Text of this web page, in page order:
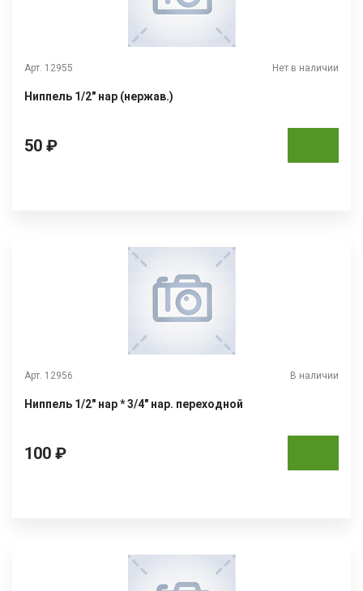
Арт. 12955 Нет в наличии
Ниппель 1/2" нар (нержав.)
50 ₽
Арт. 12956 В наличии
Ниппель 1/2" нар * 3/4" нар. переходной
100 ₽